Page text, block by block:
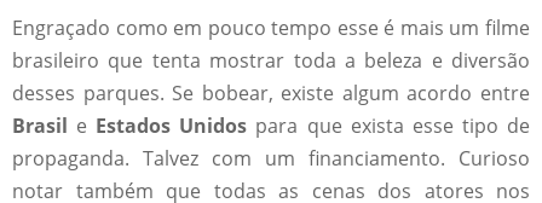
Engraçado como em pouco tempo esse é mais um filme
brasileiro que tenta mostrar toda a beleza e diversão
desses parques. Se bobear, existe algum acordo entre
Brasil e Estados Unidos para que exista esse tipo de
propaganda. Talvez com um financiamento. Curioso
notar também que todas as cenas dos atores nos